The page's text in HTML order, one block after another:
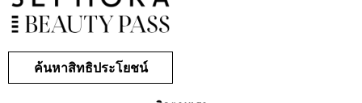
So what can you do to revive forlorn feet and tragic toes? The Sephora
Collection is full of pedicure tools to remove dead skin and smooth feet.
or foot scrubs, Sephora have you covered. Get clued up with our girl’s
guide to perfect pedicures:
ค้นหาสิทธิประโยชน์